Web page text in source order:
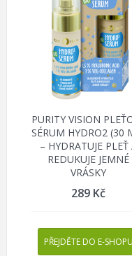
PURITY VISION
SÉRUM HYDRO2 (30
– HYDRATUJE PLEŤ
REDUKUJE JEMNÉ
VRÁSKY
289 Kč
PŘEJDĚTE DO E-SHOPU